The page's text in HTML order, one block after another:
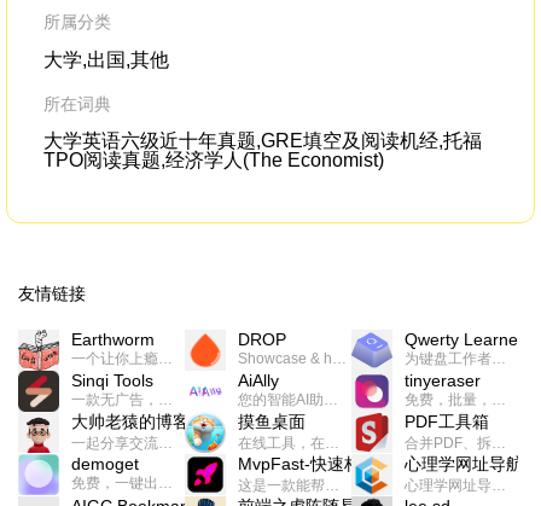
所属分类
大学,出国,其他
所在词典
大学英语六级近十年真题,GRE填空及阅读机经,托福
TPO阅读真题,经济学人(The Economist)
友情链接
Earthworm
一个让你上瘾的英语学习工具，使用 连词成句 、 i + 1 、 以终为始等学习理论来帮助你习得英语，通过不断的重复形成肌肉记忆，最重要的是 游戏化 的形式让学习英语从此不再痛苦
DROP
Showcase & host your work in extraordinary ways.不限速文件分享，托管，建站平台
Qwerty Learner
为键盘工作者设计的单词与肌肉记忆锻炼软件
Sinqi Tools
一款无广告，界面清爽的神奇在线小工具集合，范围包括但不限于：开发，设计，日常生活等
AiAlly
您的智能AI助手解决方案。提供24/7全天候的高效虚拟员工服务，助力个人和组织提升生产力、激发创新潜能。
tinyeraser
免费，批量，快速，一键换背景的桌面软件
大帅老猿的博客
一起分享交流生活学习，出海赚钱，编程技术，远程工作，优秀产品等相关话题。希望大家都能有所收获。
摸鱼桌面
在线工具，在线游戏，电影，小说各种有趣的资源这里都有
PDF工具箱
合并PDF、拆分PDF、旋转PDF、裁剪PDF、转换PDF、加密PDF、解密PDF、PDF加水印等多种PDF处理功能
demoget
免费，一键出成片的录屏Demo软件。支持4K导出，立即下载使用。
MvpFast-快速构建网站应用
这是一款能帮助你快速构建个人网站的应用，使用最新的前端技术栈，集成登录、鉴权、手机、邮箱、数据库、博客、文章、支付等等网站所需要的功能，你只需要花几个小时开发你的核心功能就可以上线，一次购买，永久拥有
心理学网址导航
心理学网址导航(psyhhub.org),着力打造国内心理学资源平台，是一个心理学网址资源大全，提供心理学学习,心理学考研,英语自学,计算机自学等众多学习内容。